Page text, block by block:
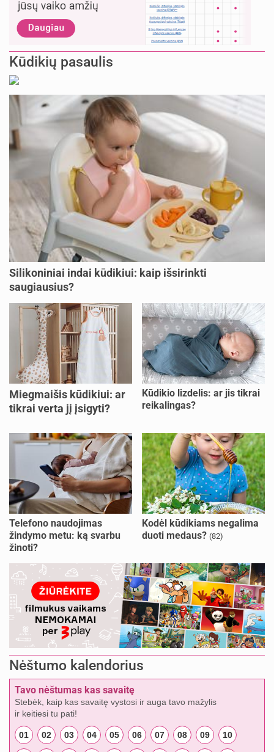
Kūdikių pasaulis
Silikoniniai indai kūdikiui: kaip išsirinkti
saugiausius?
Miegmaišis kūdikiui: ar
tikrai verta jį įsigyti?
Kūdikio lizdelis: ar jis tikrai
reikalingas?
Telefono naudojimas
žindymo metu: ką svarbu
žinoti?
Kodėl kūdikiams negalima
duoti medaus? (82)
Nėštumo kalendorius
Tavo nėštumas kas savaitę
Stebėk, kaip kas savaitę vystosi ir auga tavo mažylis
ir keitiesi tu pati!
01 02 03 04 05 06 07 08 09 10